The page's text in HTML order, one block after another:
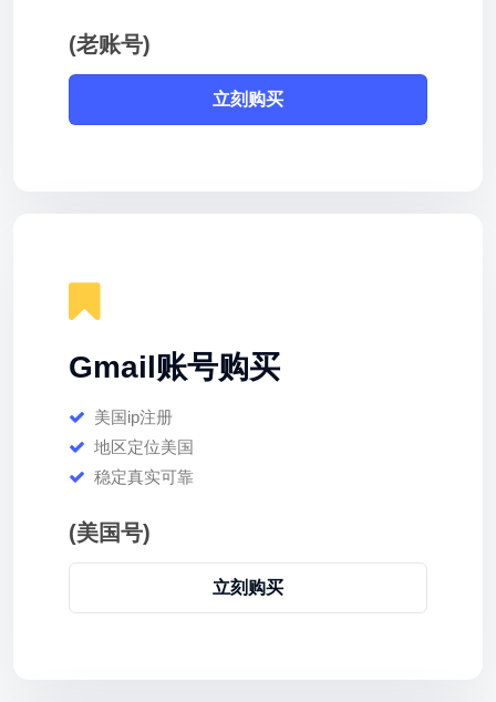
(老账号)
立刻购买
Gmail账号购买
美国ip注册
地区定位美国
稳定真实可靠
(美国号)
立刻购买